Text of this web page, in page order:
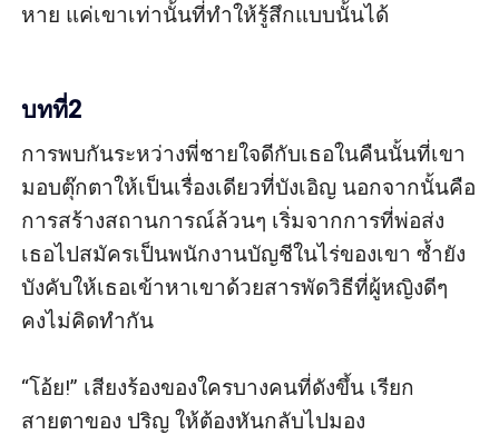
หาย แค่เขาเท่านั้นที่ทำให้รู้สึกแบบนั้นได้
บทที่2
การพบกันระหว่างพี่ชายใจดีกับเธอในคืนนั้นที่เขา
มอบตุ๊กตาให้เป็นเรื่องเดียวที่บังเอิญ นอกจากนั้นคือ
การสร้างสถานการณ์ล้วนๆ เริ่มจากการที่พ่อส่ง
เธอไปสมัครเป็นพนักงานบัญชีในไร่ของเขา ซ้ำยัง
บังคับให้เธอเข้าหาเขาด้วยสารพัดวิธีที่ผู้หญิงดีๆ
คงไม่คิดทำกัน
“โอ้ย!” เสียงร้องของใครบางคนที่ดังขึ้น เรียก
สายตาของ ปริญ ให้ต้องหันกลับไปมอง